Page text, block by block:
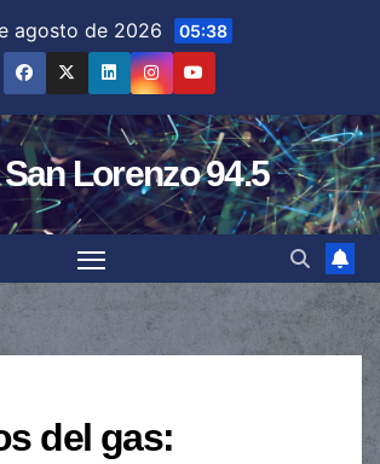
agosto de 2026 05:38
Lorenzo 94.5
del gas: